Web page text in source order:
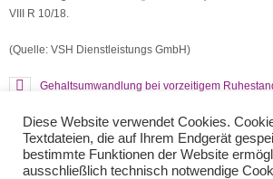
VIII R 10/18.
(Quelle: VSH Dienstleistungs GmbH)
Gehaltsumwandlung bei vorzeitigem
Teilen Sie diese Nachricht mit Ihren
Diese Website verwendet Cookies.
Textdateien, die auf Ihrem Endgerät
bestimmte Funktionen der Website
ausschließlich technisch notwendige